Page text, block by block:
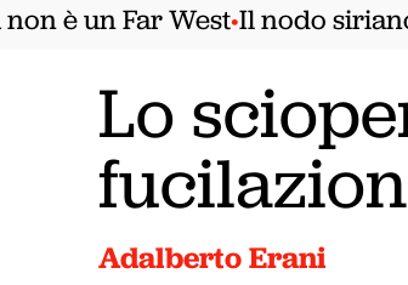
è un Far West•Il nodo siriano.
Lo
Adalberto Erani